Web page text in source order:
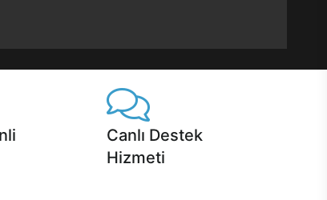
Canlı Destek
Hizmeti